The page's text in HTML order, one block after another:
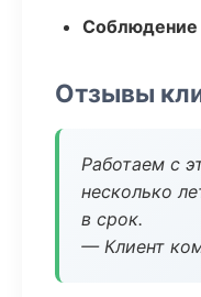
Соблюдение
Отзывы
Работаем с
несколько
в срок.
— Клиент